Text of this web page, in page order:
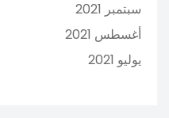
سبتمبر 2021
أغسطس 2021
يوليو 2021